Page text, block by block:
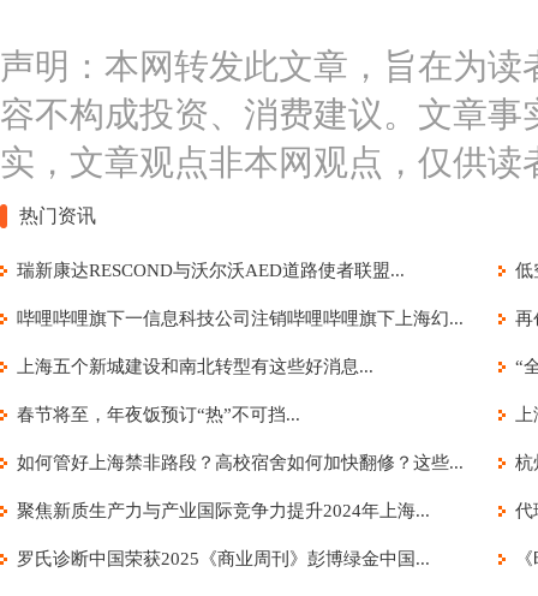
声明：本网转发此文章，旨在为
容不构成投资、消费建议。文章
实，文章观点非本网观点，仅供读
热门资讯
瑞新康达RESCOND与沃尔沃AED道路使者联盟... 低
哔哩哔哩旗下一信息科技公司注销哔哩哔哩旗下上海幻... 再
上海五个新城建设和南北转型有这些好消息... “
春节将至，年夜饭预订“热”不可挡...
如何管好上海禁非路段？高校宿舍如何加快翻修？这些... 杭
聚焦新质生产力与产业国际竞争力提升2024年上海... 代
罗氏诊断中国荣获2025《商业周刊》彭博绿金中国...